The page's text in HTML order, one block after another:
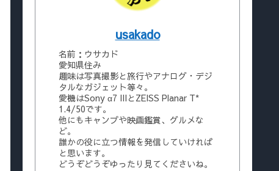
usakado
名前：ウサカド
愛知県住み
趣味は写真撮影と旅行やアナログ・デジ
タルなガジェット等々。
愛機はSony α7 IIIとZEISS Planar T*
1.4/50です。
他にもキャンプや映画鑑賞、グルメな
ど。
誰かの役に立つ情報を発信していければ
と思います。
どうぞどうぞゆったり見てくださいね。